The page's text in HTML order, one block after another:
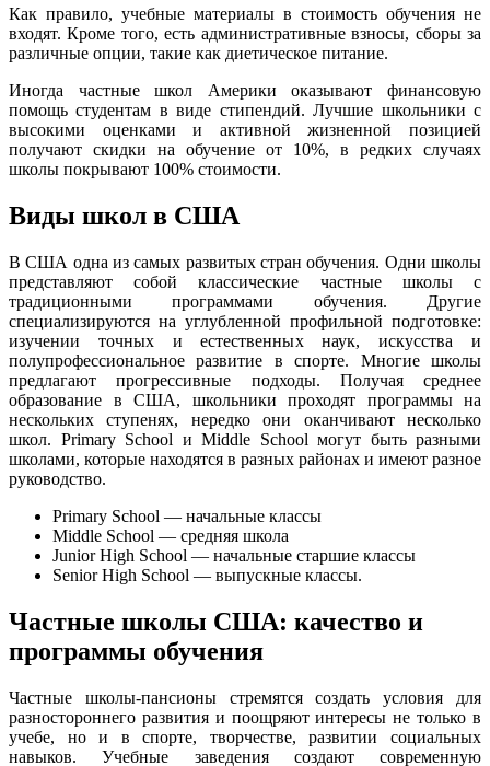
Как правило, учебные материалы в стоимость обучения не
входят. Кроме того, есть административные взносы, сборы за
различные опции, такие как диетическое питание.
Иногда частные школ Америки оказывают финансовую
помощь студентам в виде стипендий. Лучшие школьники с
высокими оценками и активной жизненной позицией
получают скидки на обучение от 10%, в редких случаях
школы покрывают 100% стоимости.
Виды школ в США
В США одна из самых развитых стран обучения. Одни школы
представляют собой классические частные школы с
традиционными программами обучения. Другие
специализируются на углубленной профильной подготовке:
изучении точных и естественных наук, искусства и
полупрофессиональное развитие в спорте. Многие школы
предлагают прогрессивные подходы. Получая среднее
образование в США, школьники проходят программы на
нескольких ступенях, нередко они оканчивают несколько
школ. Primary School и Middle School могут быть разными
школами, которые находятся в разных районах и имеют разное
руководство.
Primary School — начальные классы
Middle School — средняя школа
Junior High School — начальные старшие классы
Senior High School — выпускные классы.
Частные школы США: качество и
программы обучения
Частные школы-пансионы стремятся создать условия для
разностороннего развития и поощряют интересы не только в
учебе, но и в спорте, творчестве, развитии социальных
навыков. Учебные заведения создают современную